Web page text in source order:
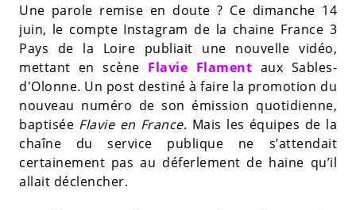
Une parole remise en doute ? Ce dimanche 14
juin, le compte Instagram de la chaine France 3
Pays de la Loire publiait une nouvelle vidéo,
mettant en scène Flavie Flament aux Sables-
d'Olonne. Un post destiné à faire la promotion du
nouveau numéro de son émission quotidienne,
baptisée Flavie en France. Mais les équipes de la
chaîne du service publique ne s’attendait
certainement pas au déferlement de haine qu’il
allait déclencher.